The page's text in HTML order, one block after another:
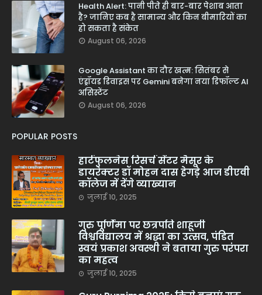
Health Alert: पानी पीते ही बार-बार पेशाब आता
है? जानिए कब है सामान्य और किन बीमारियों का
हो सकता है संकेत
August 06, 2026
Google Assistant का दौर खत्म: सितंबर से
एंड्रॉयड डिवाइस पर Gemini बनेगा नया डिफॉल्ट AI
असिस्टेंट
August 06, 2026
POPULAR POSTS
हार्टफुलनेस रिसर्च सेंटर मैसूर के
डायरेक्टर डॉ मोहन दास हेगड़े आज डीएवी
कॉलेज में देंगे व्याख्यान
जुलाई 10, 2025
गुरु पूर्णिमा पर छत्रपति शाहूजी
विश्वविद्यालय में श्रद्धा का उत्सव, पंडित
स्वयं प्रकाश अवस्थी ने बताया गुरु परंपरा
का महत्व
जुलाई 10, 2025